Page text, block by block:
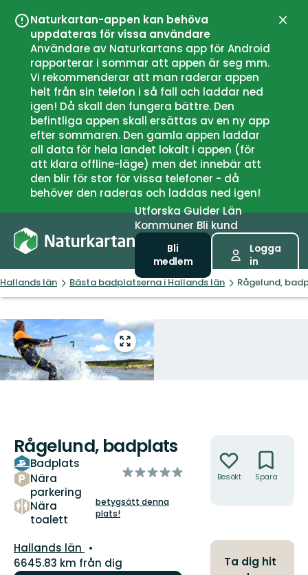
Naturkartan-appen kan behöva
uppdateras för vissa användare
Användare av Naturkartans app för Android
rapporterar i sommar att appen är seg mm.
Vi rekommenderar att man raderar appen
helt från sin telefon i så fall och laddar ned
igen! Då skall den fungera bättre. Den
befintliga appen skall ersättas av en ny app
efter sommaren. Den gamla appen laddar
all data för hela landet lokalt i appen (för
att klara offline-läge) men det innebär att
den blir för stor för vissa telefoner - då
behöver den raderas och laddas ned igen!
UtforskaGuiderLän
Kommuner Bli kund
Bli
medlem
Logga
in
Hallands län Bästa badplatserna i Hallands län Rågelund,
Gå
till
helskärmsläge
Rågelund, badplats
Badplats
Nära
parkering
Nära
toalett
av
stjärnor
betygsätt denna
plats!
Län:
Hallands län
6645.83 km från dig
Besökt Spara
Ta dig hit